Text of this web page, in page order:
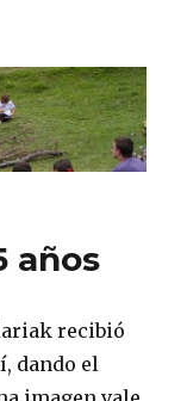
años
recibió
dando el